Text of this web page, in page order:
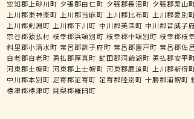
空知郡上砂川町 夕張郡由仁町 夕張郡長沼町 夕張郡栗山
上川郡東神楽町 上川郡当麻町 上川郡比布町 上川郡愛別
上川郡剣淵町 上川郡下川町 中川郡美深町 中川郡音威子
宗谷郡猿払村 枝幸郡浜頓別町 枝幸郡中頓別町 枝幸郡枝
斜里郡小清水町 常呂郡訓子府町 常呂郡置戸町 常呂郡佐
白老郡白老町 勇払郡厚真町 虻田郡洞爺湖町 勇払郡安平
河東郡士幌町 河東郡上士幌町 河東郡鹿追町 上川郡新得
中川郡本別町 足寄郡足寄町 足寄郡陸別町 十勝郡浦幌町
標津郡標津町 目梨郡羅臼町